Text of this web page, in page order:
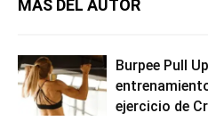
MÁS DEL AUTOR
Burpee Pull
ejercicio de